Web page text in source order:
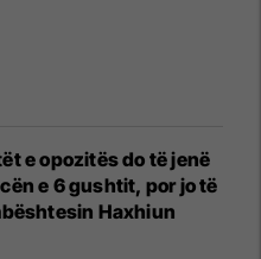
e opozitës do të jenë
e 6 gushtit, por jo të
Haxhiun